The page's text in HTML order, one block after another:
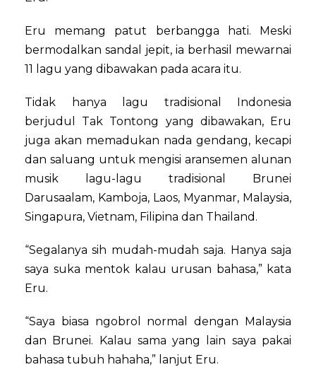
Eru memang patut berbangga hati. Meski
bermodalkan sandal jepit, ia berhasil mewarnai
11 lagu yang dibawakan pada acara itu.
Tidak hanya lagu tradisional Indonesia
berjudul Tak Tontong yang dibawakan, Eru
juga akan memadukan nada gendang, kecapi
dan saluang untuk mengisi aransemen alunan
musik lagu-lagu tradisional Brunei
Darusaalam, Kamboja, Laos, Myanmar, Malaysia,
Singapura, Vietnam, Filipina dan Thailand.
“Segalanya sih mudah-mudah saja. Hanya saja
saya suka mentok kalau urusan bahasa,” kata
Eru.
“Saya biasa ngobrol normal dengan Malaysia
dan Brunei. Kalau sama yang lain saya pakai
bahasa tubuh hahaha,” lanjut Eru.